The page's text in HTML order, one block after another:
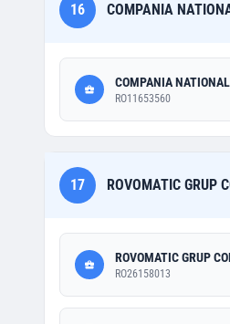
16 COMPANIA
COMPANIA
RO11653560
17 ROVOMATIC GRUP
ROVOMATIC GRUP
RO26158013